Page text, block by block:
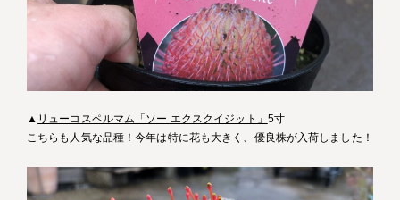
▲ リューコスペルマム「ソー エクスクイジット」 5寸
こちらも人気な品種！今年は特に花も大きく、優良株が入荷しました！